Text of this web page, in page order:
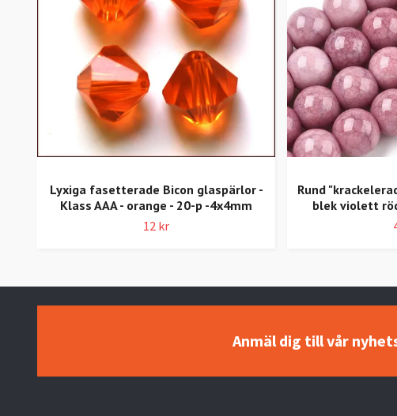
Lyxiga fasetterade Bicon glaspärlor -
Klass AAA - orange - 20-p -4x4mm
12 kr
Rund
blek violett
Anmäl dig till vår